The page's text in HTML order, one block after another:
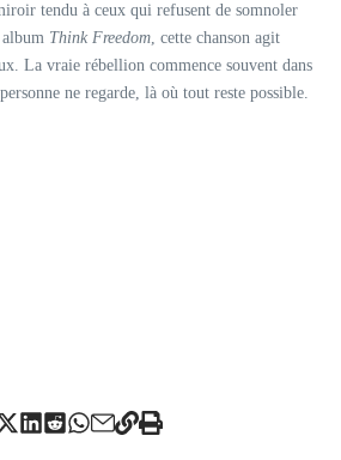
tendu à ceux qui refusent de somnoler
Think Freedom, cette chanson agit
La vraie rébellion commence souvent dans
ne regarde, là où tout reste possible.